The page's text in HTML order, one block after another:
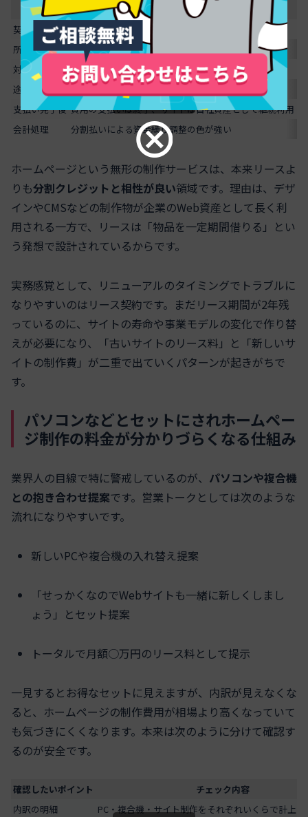
項目
分割（クレジット）
契約相手
クレジット会社
所有権
基本的に企業側に帰属
対象
無形サービス（サイト制作など）も対象になりやすい
途中解約
条件付きで可能なケースあり
支払い完了後 費用の支払いは終了、サイトは自社資産として継続利用
会計処理
分割払いによる資金繰り調整の色が強い
スクロールできます
ホームページという無形の制作サービスは、本来リースよ
りも分割クレジットと相性が良い領域です。理由は、デザ
インやCMSなどの制作物が企業のWeb資産として長く利
用される一方で、リースは「物品を一定期間借りる」とい
う発想で設計されているからです。
実務感覚として、リニューアルのタイミングでトラブルに
なりやすいのはリース契約です。まだリース期間が2年残
っているのに、サイトの寿命や事業モデルの変化で作り替
えが必要になり、「古いサイトのリース料」と「新しいサ
イトの制作費」が二重で出ていくパターンが起きがちで
す。
パソコンなどとセットにされホームペー
ジ制作の料金が分かりづらくなる仕組み
業界人の目線で特に警戒しているのが、 パソコンや複合機
との抱き合わせ提案です。営業トークとしては次のような
流れになりやすいです。
新しいPCや複合機の入れ替え提案
「せっかくなのでWebサイトも一緒に新しくしまし
ょう」とセット提案
トータルで月額○万円のリース料として提示
一見するとお得なセットに見えますが、内訳が見えなくな
ると、ホームページの制作費用が相場より高くなっていて
も気づきにくくなります。本来は次のように分けて確認す
るのが安全です。
確認したいポイント
チェック内容
内訳の明細
PC・複合機・サイト制作をそれぞれいくらで計上